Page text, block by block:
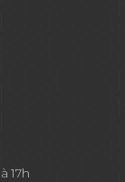
17h